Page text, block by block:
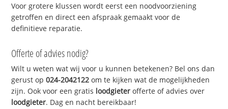
Voor grotere klussen wordt eerst een noodvoorziening
getroffen en direct een afspraak gemaakt voor de
definitieve reparatie.
Offerte of advies nodig?
Wilt u weten wat wij voor u kunnen betekenen? Bel ons dan
gerust op024-2042122 om te kijken wat de mogelijkheden
zijn. Ook voor een gratis loodgieter offerte of advies over
loodgieter. Dag en nacht bereikbaar!